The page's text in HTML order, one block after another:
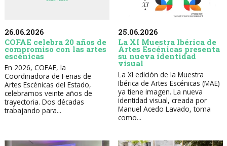
26.06.2026
COFAE celebra 20 años de
compromiso con las artes
escénicas
En 2026, COFAE, la
Coordinadora de Ferias de
Artes Escénicas del Estado,
celebramos veinte años de
trayectoria. Dos décadas
trabajando para...
25.06.2026
La XI Muestra Ibérica de
Artes Escénicas presenta
su nueva identidad
visual
La XI edición de la Muestra
Ibérica de Artes Escénicas (MAE)
ya tiene imagen. La nueva
identidad visual, creada por
Manuel Acedo Lavado, toma
como...